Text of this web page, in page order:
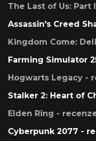
The Last of Us: Part
Assassin's Creed
Kingdom Come:
Farming Simulator
Hogwarts Legacy -
Stalker 2: Heart of
Elden Ring -
Cyberpunk 2077 -